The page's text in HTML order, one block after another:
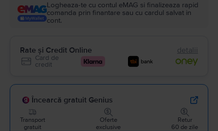
Logheaza-te cu contul eMAG si finalizeaza rapid
comanda prin finantare sau cu cardul salvat in
cont.
Rate și Credit Online detalii
Card de
credit
Încearcă gratuit Genius
Transport
gratuit
Oferte
exclusive
Retur
60 de zile